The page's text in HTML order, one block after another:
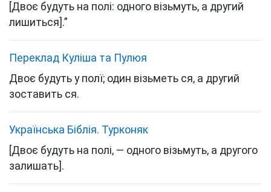
[Двоє будуть на полі: одного візьмуть, а другий
лишиться].”
Переклад Куліша та Пулюя
Двоє будуть у полї; один візьметь ся, а другий
зоставить ся.
Українська Біблія. Турконяк
[Двоє будуть на полі, — одного візьмуть, а другого
залишать].